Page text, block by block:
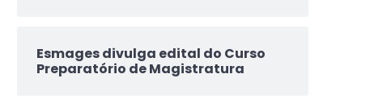
Esmages divulga edital do Curso
Preparatório de Magistratura